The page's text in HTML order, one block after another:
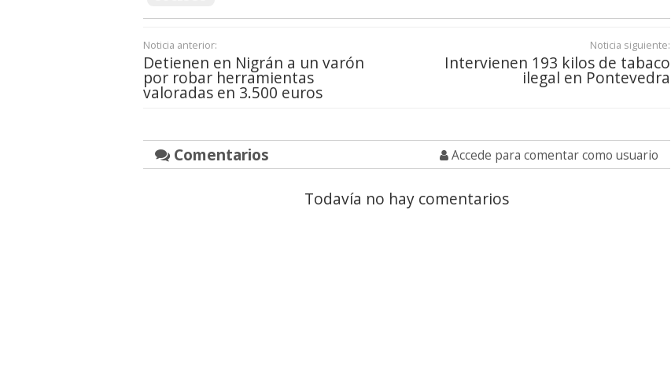
Noticia anterior:
Detienen en Nigrán a un varón
por robar herramientas
valoradas en 3.500 euros
Noticia siguiente:
Intervienen 193 kilos de tabaco
ilegal en Pontevedra
Comentarios Accede para comentar como usuario
Todavía no hay comentarios